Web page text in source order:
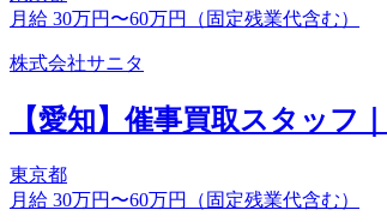
月給 30万円〜60万円（固定残業代含む）
株式会社サニタ
【愛知】催事買取スタッフ
東京都
月給 30万円〜60万円（固定残業代含む）